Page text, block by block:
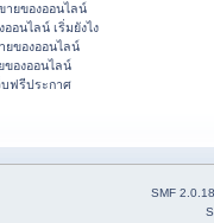
ายของออนไลน์
ออนไลน์ เริ่มยังไง
ยของออนไลน์
ของออนไลน์
บฟรีประกาศ
SMF 2.0.18